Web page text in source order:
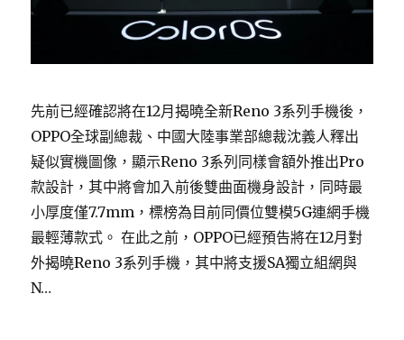
先前已經確認將在12月揭曉全新Reno 3系列手機後，
OPPO全球副總裁、中國大陸事業部總裁沈義人釋出
疑似實機圖像，顯示Reno 3系列同樣會額外推出Pro
款設計，其中將會加入前後雙曲面機身設計，同時最
小厚度僅7.7mm，標榜為目前同價位雙模5G連網手機
最輕薄款式。 在此之前，OPPO已經預告將在12月對
外揭曉Reno 3系列手機，其中將支援SA獨立組網與
N…